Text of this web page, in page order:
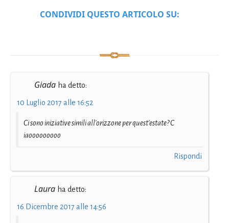
CONDIVIDI QUESTO ARTICOLO SU:
Giada ha detto:
10 Luglio 2017 alle 16:52
Ci sono iniziative simili all'orizzone per quest'estate? C
iaooooooooo
Rispondi
Laura ha detto:
16 Dicembre 2017 alle 14:56